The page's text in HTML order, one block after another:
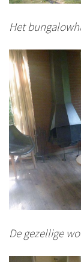
Het
De gezellige